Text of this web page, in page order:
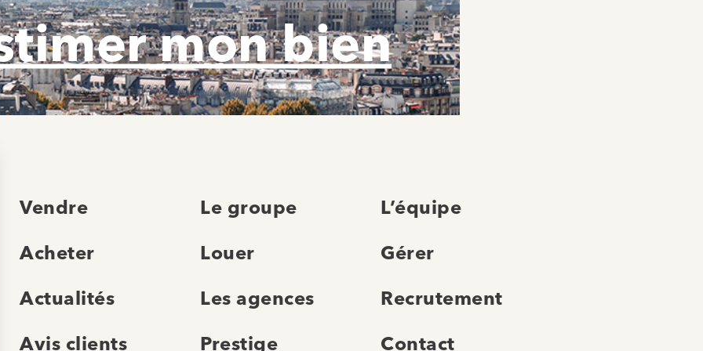
mon bien
Vendre Le groupe L’équipe
Acheter Louer Gérer
Actualités Les agences Recrutement
Avis clients Prestige Contact